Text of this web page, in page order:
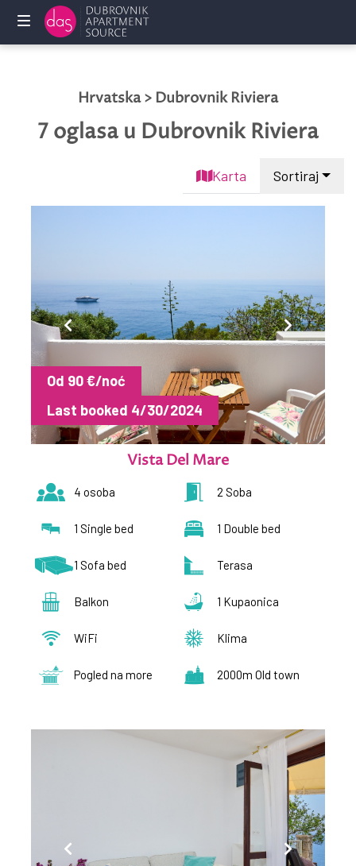
smještaj
KONTAKTIRAJTE
English
Hrvatska > Dubrovnik Riviera
7 oglasa u Dubrovnik Riviera
Karta Sortiraj
Od 90 €/noć
Last booked 4/30/2024
Vista Del Mare
4 osoba 2 Soba
1 Single bed 1 Double bed
1 Sofa bed Terasa
Balkon 1 Kupaonica
WiFi Klima
Pogled na more 2000m Old town